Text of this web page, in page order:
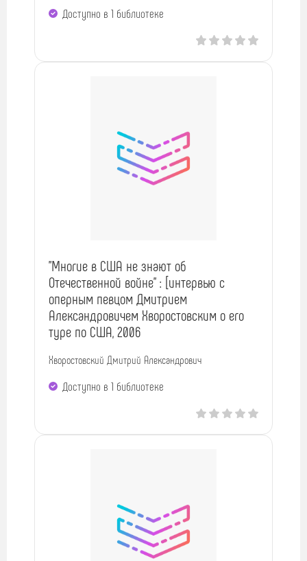
Доступно в 1 библиотекe
"Многие в США не знают об
Отечественной войне" : [интервью с
оперным певцом Дмитрием
Александровичем Хворостовским о его
туре по США, 2006
Хворостовский Дмитрий Александрович
Доступно в 1 библиотекe